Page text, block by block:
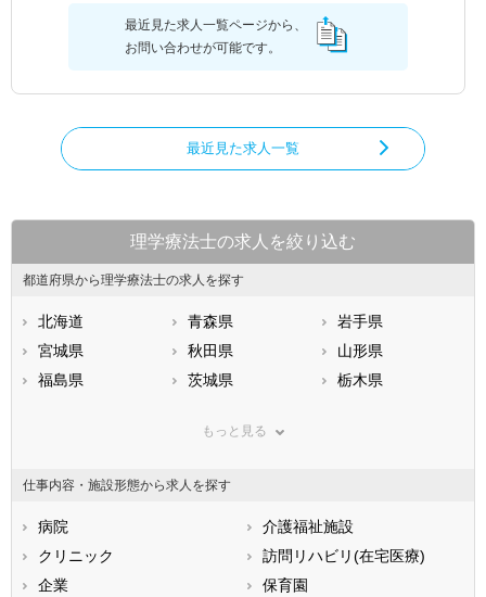
最近見た求人一覧ページから、
お問い合わせが可能です。
最近見た求人一覧
理学療法士の求人を絞り込む
都道府県から理学療法士の求人を探す
北海道 青森県
岩手県
宮城県
秋田県
山形県
福島県
茨城県
栃木県
神奈川県
石川県
福井県
静岡県
三重県
滋賀県
大阪府
兵庫県
もっと見る
仕事内容・施設形態から求人を探す
病院
介護福祉施設
クリニック
訪問リハビリ(在宅医療)
企業
保育園